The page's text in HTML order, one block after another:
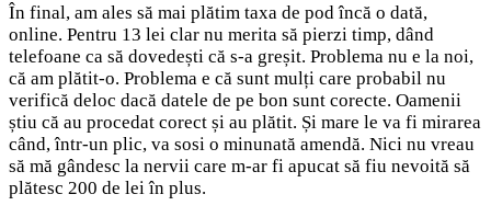
În final, am ales să mai plătim taxa de pod încă o dată,
online. Pentru 13 lei clar nu merita să pierzi timp, dând
telefoane ca să dovedești că s-a greșit. Problema nu e la noi,
că am plătit-o. Problema e că sunt mulți care probabil nu
verifică deloc dacă datele de pe bon sunt corecte. Oamenii
știu că au procedat corect și au plătit. Și mare le va fi mirarea
când, într-un plic, va sosi o minunată amendă. Nici nu vreau
să mă gândesc la nervii care m-ar fi apucat să fiu nevoită să
plătesc 200 de lei în plus.